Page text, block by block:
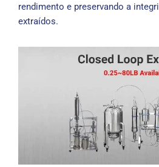
rendimento e preservando a
extraídos.